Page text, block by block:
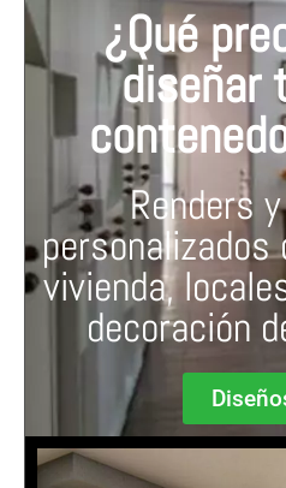
¿Qué
diseñar
Renders
vivienda,
decoración